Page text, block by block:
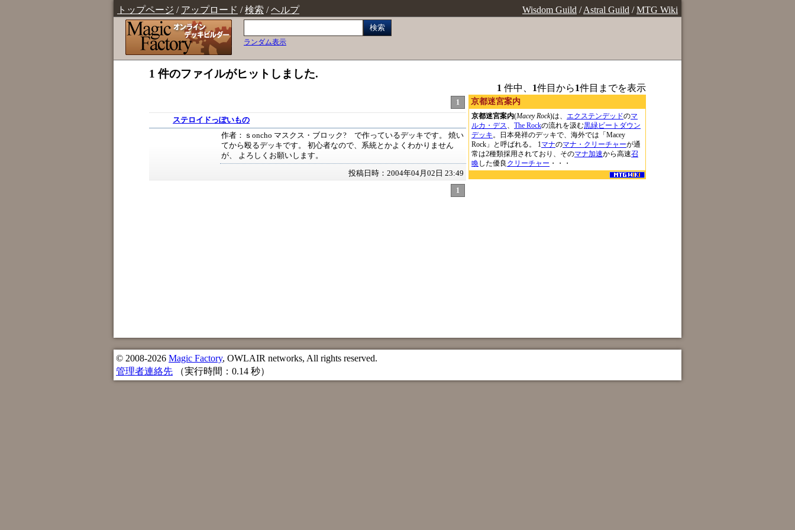
トップページ / アップロード /検索 /ヘルプ Wisdom Guild /Astral Guild /MTG Wiki
検索
ランダム表示
1 件のファイルがヒットしました.
1 件中、 1件目から1件目までを表示
京都迷宮案内
京都迷宮案内(Macey Rock)は、 エクステンデッドのマ
ルカ・デス、 The Rockの流れを汲む黒緑ビートダウン
デッキ。日本発祥のデッキで、海外では「Macey
Rock」と呼ばれる。 1マナのマナ・クリーチャーが通
常は2種類採用されており、そのマナ加速から高速召
喚 した優良 クリーチャー ・・・
1
ステロイドっぽいもの
作者：ｓoncho マスクス・ブロック? で作っているデッキです。 焼い
てから殴るデッキです。 初心者なので、系統とかよくわかりません
が、 よろしくお願いします。
投稿日時：2004年04月02日 23:49
1
© 2008-2026 Magic Factory, OWLAIR networks, All rights reserved.
管理者連絡先 （実行時間：0.14 秒）